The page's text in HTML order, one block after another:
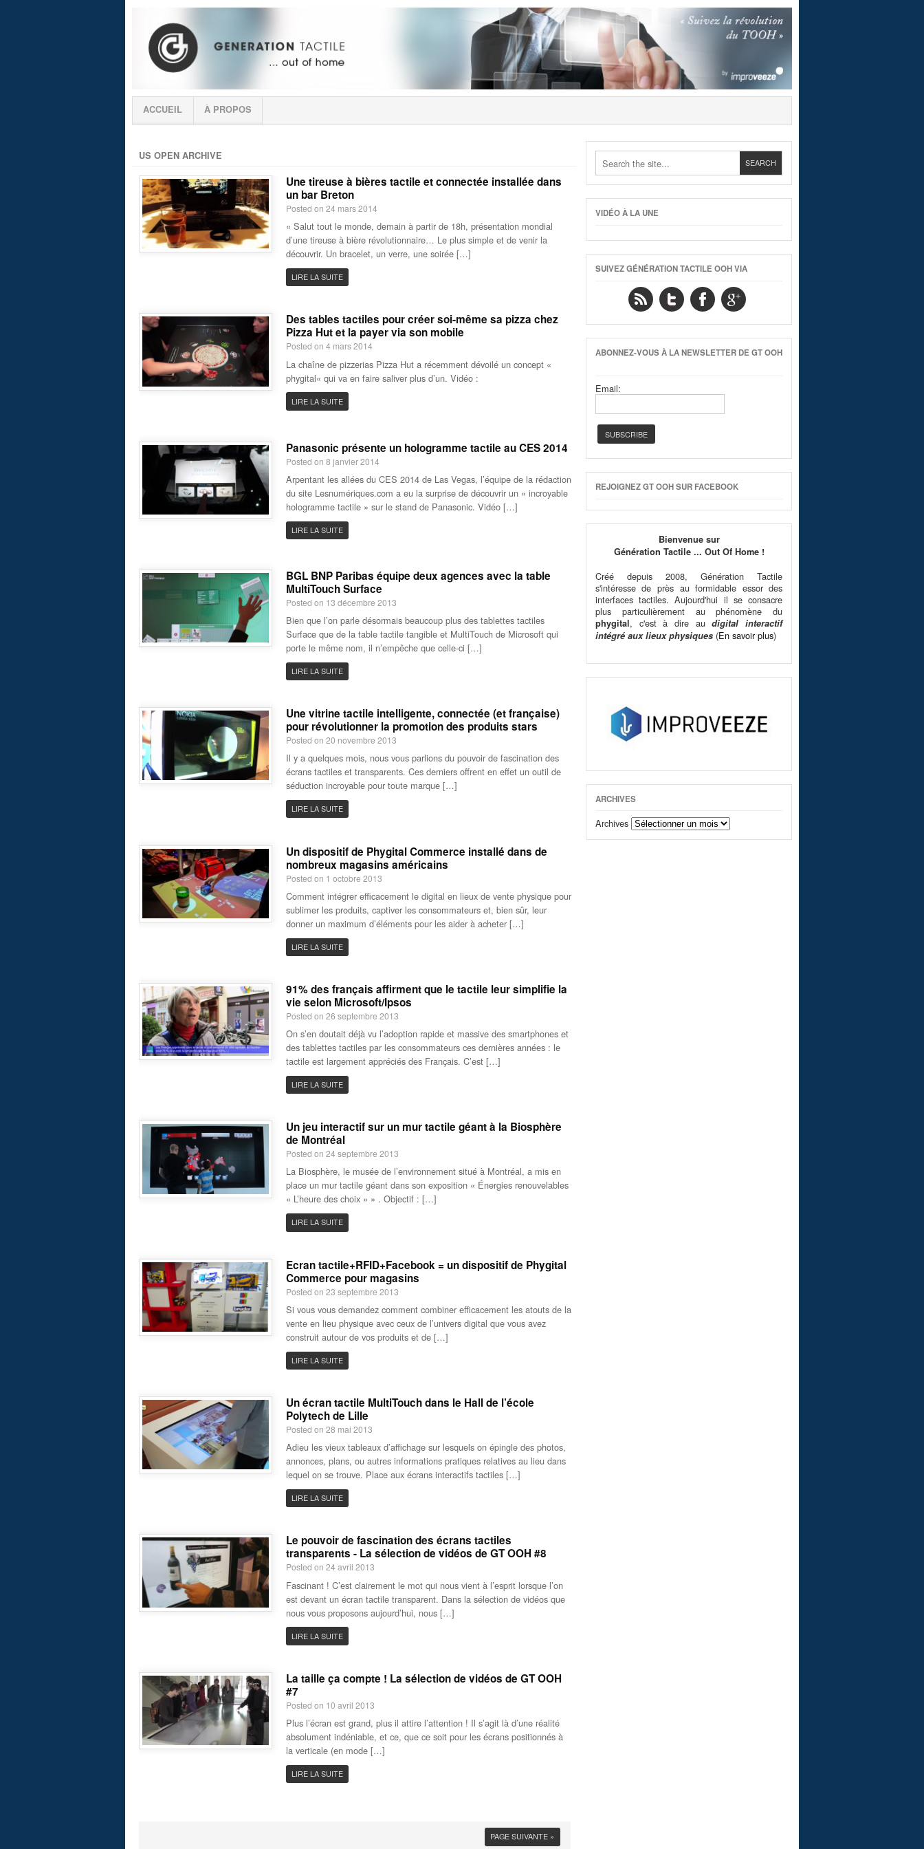
ACCUEIL À PROPOS
US OPEN ARCHIVE
Une tireuse à bières tactile et connectée installée dans
un bar Breton
Posted on 24 mars 2014
« Salut tout le monde, demain à partir de 18h, présentation mondial
d’une tireuse à bière révolutionnaire… Le plus simple et de venir la
découvrir. Un bracelet, un verre, une soirée […]
LIRE LA SUITE
Des tables tactiles pour créer soi-même sa pizza chez
Pizza Hut et la payer via son mobile
Posted on 4 mars 2014
La chaîne de pizzerias Pizza Hut a récemment dévoilé un concept «
phygital« qui va en faire saliver plus d’un. Vidéo :
LIRE LA SUITE
Panasonic présente un hologramme tactile au CES 2014
Posted on 8 janvier 2014
Arpentant les allées du CES 2014 de Las Vegas, l’équipe de la rédaction
du site Lesnumériques.com a eu la surprise de découvrir un « incroyable
hologramme tactile » sur le stand de Panasonic. Vidéo […]
LIRE LA SUITE
BGL BNP Paribas équipe deux agences avec la table
MultiTouch Surface
Posted on 13 décembre 2013
Bien que l’on parle désormais beaucoup plus des tablettes tactiles
Surface que de la table tactile tangible et MultiTouch de Microsoft qui
porte le même nom, il n’empêche que celle-ci […]
LIRE LA SUITE
Une vitrine tactile intelligente, connectée (et française)
pour révolutionner la promotion des produits stars
Posted on 20 novembre 2013
Il y a quelques mois, nous vous parlions du pouvoir de fascination des
écrans tactiles et transparents. Ces derniers offrent en effet un outil de
séduction incroyable pour toute marque […]
LIRE LA SUITE
Un dispositif de Phygital Commerce installé dans de
nombreux magasins américains
Posted on 1 octobre 2013
Comment intégrer efficacement le digital en lieux de vente physique pour
sublimer les produits, captiver les consommateurs et, bien sûr, leur
donner un maximum d’éléments pour les aider à acheter […]
LIRE LA SUITE
91% des français affirment que le tactile leur simplifie la
vie selon Microsoft/Ipsos
Posted on 26 septembre 2013
On s’en doutait déjà vu l’adoption rapide et massive des smartphones et
des tablettes tactiles par les consommateurs ces dernières années : le
tactile est largement appréciés des Français. C’est […]
LIRE LA SUITE
Un jeu interactif sur un mur tactile géant à la Biosphère
de Montréal
Posted on 24 septembre 2013
La Biosphère, le musée de l’environnement situé à Montréal, a mis en
place un mur tactile géant dans son exposition « Énergies renouvelables
« L’heure des choix » » . Objectif : […]
LIRE LA SUITE
Ecran tactile+RFID+Facebook = un dispositif de Phygital
Commerce pour magasins
Posted on 23 septembre 2013
Si vous vous demandez comment combiner efficacement les atouts de la
vente en lieu physique avec ceux de l’univers digital que vous avez
construit autour de vos produits et de […]
LIRE LA SUITE
Un écran tactile MultiTouch dans le Hall de l’école
Polytech de Lille
Posted on 28 mai 2013
Adieu les vieux tableaux d’affichage sur lesquels on épingle des photos,
annonces, plans, ou autres informations pratiques relatives au lieu dans
lequel on se trouve. Place aux écrans interactifs tactiles […]
LIRE LA SUITE
Le pouvoir de fascination des écrans tactiles
transparents - La sélection de vidéos de GT OOH #8
Posted on 24 avril 2013
Fascinant ! C’est clairement le mot qui nous vient à l’esprit lorsque l’on
est devant un écran tactile transparent. Dans la sélection de vidéos que
nous vous proposons aujourd’hui, nous […]
LIRE LA SUITE
La taille ça compte ! La sélection de vidéos de GT OOH
#7
Posted on 10 avril 2013
Plus l’écran est grand, plus il attire l’attention ! Il s’agit là d’une réalité
absolument indéniable, et ce, que ce soit pour les écrans positionnés à
la verticale (en mode […]
LIRE LA SUITE
PAGE SUIVANTE »
VIDÉO À LA UNE
SUIVEZ GÉNÉRATION TACTILE OOH VIA
ABONNEZ-VOUS À LA NEWSLETTER DE GT OOH
Email:
REJOIGNEZ GT OOH SUR FACEBOOK
Bienvenue sur
Génération Tactile ... Out Of Home !
Créé depuis 2008, Génération Tactile
s'intéresse de près au formidable essor des
interfaces tactiles. Aujourd'hui il se consacre
plus particulièrement au phénomène du
phygital, c'est à dire audigital interactif
intégré aux lieux physiques(En savoir plus)
ARCHIVES
Archives